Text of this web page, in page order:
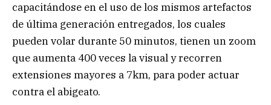
capacitándose en el uso de los mismos artefactos
de última generación entregados, los cuales
pueden volar durante 50 minutos, tienen un zoom
que aumenta 400 veces la visual y recorren
extensiones mayores a 7km, para poder actuar
contra el abigeato.